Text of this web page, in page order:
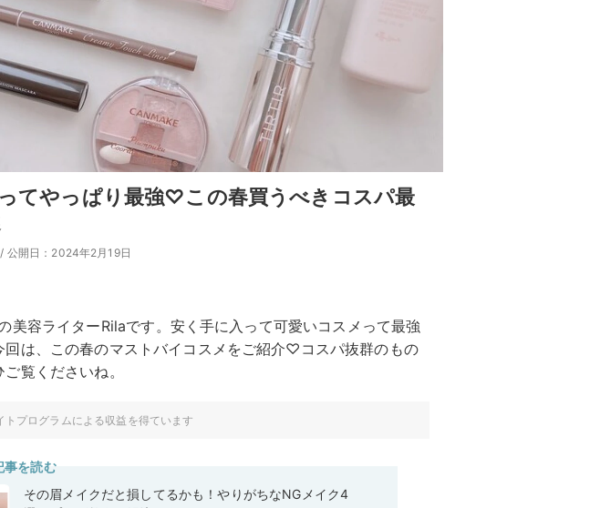
てやっぱり最強♡この春買うべきコスパ最
/ 公開日：2024年2月19日
美容ライターRilaです。安く手に入って可愛いコスメって最強
回は、この春のマストバイコスメをご紹介♡コスパ抜群のもの
覧くださいね。
プログラムによる収益を得ています
事を読む
その眉メイクだと損してるかも！やりがちなNGメイク4